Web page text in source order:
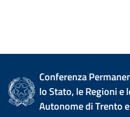
Conferenza
lo Stato, le Regioni e
Autonome di Trento